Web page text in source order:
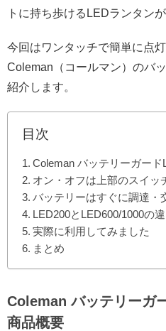
トに持ち歩けるLEDランタン
今回はワンタッチで簡単に点
Coleman（コールマン）のバ
紹介します。
目次
Coleman バッテリーガー
オン・オフは上部のスイッ
バッテリーはすぐに調達・
LED200とLED600/1000の
実際に利用してみました
まとめ
Coleman バッテリーガ
商品概要